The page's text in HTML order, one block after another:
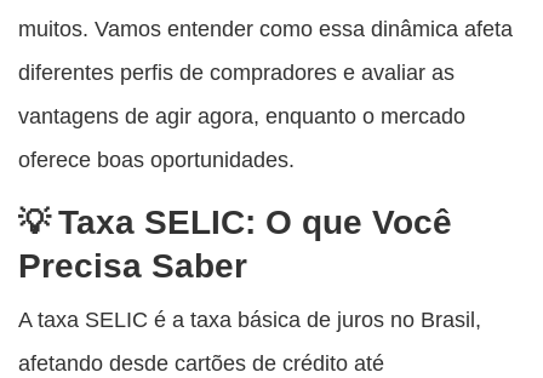
muitos. Vamos entender como essa dinâmica afeta
diferentes perfis de compradores e avaliar as
vantagens de agir agora, enquanto o mercado
oferece boas oportunidades.
Taxa SELIC: O que Você
Precisa Saber
A taxa SELIC é a taxa básica de juros no Brasil,
afetando desde cartões de crédito até